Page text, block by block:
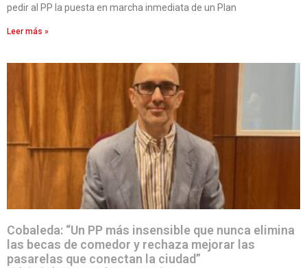
pedir al PP la puesta en marcha inmediata de un Plan
Leer más »
Cobaleda: “Un PP más insensible que nunca elimina
las becas de comedor y rechaza mejorar las
pasarelas que conectan la ciudad”